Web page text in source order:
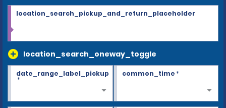
location_search_oneway_toggle
location_search_pickup_and_return_placeholder
date_range_label_pickup
*
common_time*